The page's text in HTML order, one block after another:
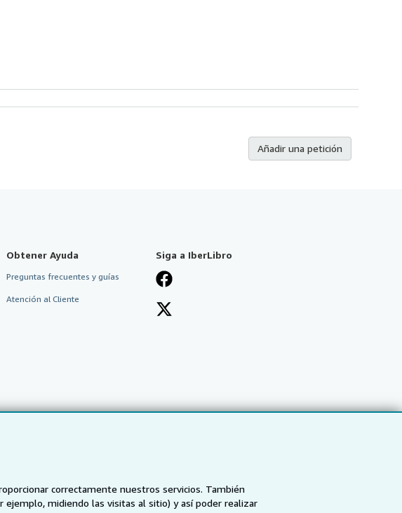
correctamente nuestros servicios. También
midiendo las visitas al sitio) y así poder realizar
Añadir una petición
Obtener Ayuda
Preguntas frecuentes y guías
Atención al Cliente
Siga a IberLibro